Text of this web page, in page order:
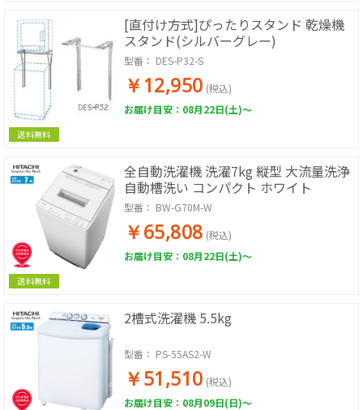
送料無料
[直付け方式]ぴったりスタンド 乾燥機
スタンド(シルバーグレー)
型番： DES-P32-S
￥12,950 (税込)
お届け目安：08月22日(土)～
送料無料
全自動洗濯機 洗濯7kg 縦型 大流量洗浄
自動槽洗い コンパクト ホワイト
型番： BW-G70M-W
￥65,808 (税込)
お届け目安：08月22日(土)～
2槽式洗濯機 5.5kg
型番： PS-55AS2-W
￥51,510 (税込)
お届け目安：08月09日(日)～